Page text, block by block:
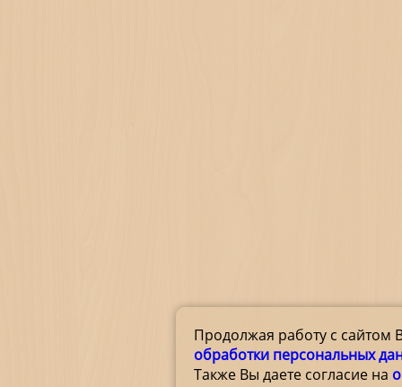
Продолжая работу с сайтом
обработки персональных
Также Вы даете согласие на